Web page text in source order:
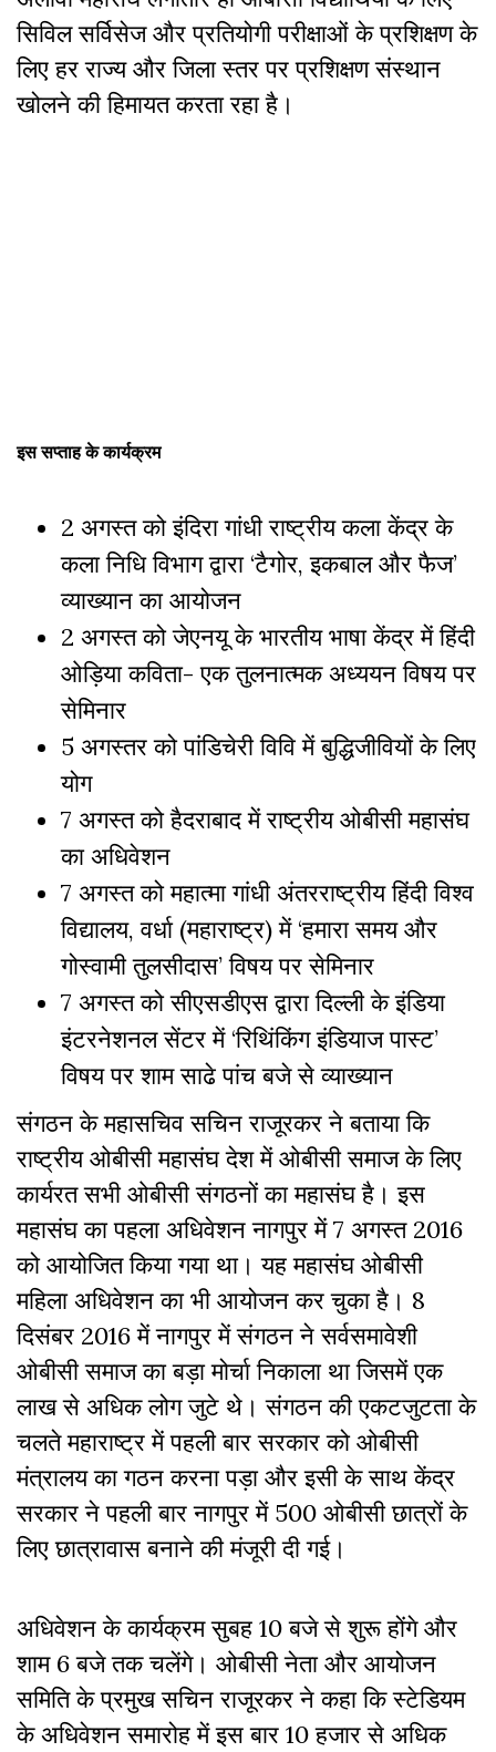
सिविल सर्विसेज और प्रतियोगी परीक्षाओं के प्रशिक्षण के
लिए हर राज्य और जिला स्तर पर प्रशिक्षण संस्थान
खोलने की हिमायत करता रहा है।
इस सप्ताह के कार्यक्रम
2 अगस्त को इंदिरा गांधी राष्ट्रीय कला केंद्र के
कला निधि विभाग द्वारा ‘टैगोर, इकबाल और फैज’
व्याख्यान का आयोजन
2 अगस्त को जेएनयू के भारतीय भाषा केंद्र में हिंदी
ओड़िया कविता- एक तुलनात्मक अध्ययन विषय पर
सेमिनार
5 अगस्तर को पांडिचेरी विवि में बुद्धिजीवियों के लिए
योग
7 अगस्त को हैदराबाद में राष्ट्रीय ओबीसी महासंघ
का अधिवेशन
7 अगस्त को महात्मा गांधी अंतरराष्ट्रीय हिंदी विश्व
विद्यालय, वर्धा (महाराष्ट्र) में ‘हमारा समय और
गोस्वामी तुलसीदास’ विषय पर सेमिनार
7 अगस्त को सीएसडीएस द्वारा दिल्ली के इंडिया
इंटरनेशनल सेंटर में ‘रिथिंकिंग इंडियाज पास्ट’
विषय पर शाम साढे पांच बजे से व्याख्यान
संगठन के महासचिव सचिन राजूरकर ने बताया कि
राष्ट्रीय ओबीसी महासंघ देश में ओबीसी समाज के लिए
कार्यरत सभी ओबीसी संगठनों का महासंघ है। इस
महासंघ का पहला अधिवेशन नागपुर में 7 अगस्त 2016
को आयोजित किया गया था। यह महासंघ ओबीसी
महिला अधिवेशन का भी आयोजन कर चुका है। 8
दिसंबर 2016 में नागपुर में संगठन ने सर्वसमावेशी
ओबीसी समाज का बड़ा मोर्चा निकाला था जिसमें एक
लाख से अधिक लोग जुटे थे। संगठन की एकटजुटता के
चलते महाराष्ट्र में पहली बार सरकार को ओबीसी
मंत्रालय का गठन करना पड़ा और इसी के साथ केंद्र
सरकार ने पहली बार नागपुर में 500 ओबीसी छात्रों के
लिए छात्रावास बनाने की मंजूरी दी गई।
अधिवेशन के कार्यक्रम सुबह 10 बजे से शुरू होंगे और
शाम 6 बजे तक चलेंगे। ओबीसी नेता और आयोजन
समिति के प्रमुख सचिन राजूरकर ने कहा कि स्टेडियम
के अधिवेशन समारोह में इस बार 10 हजार से अधिक